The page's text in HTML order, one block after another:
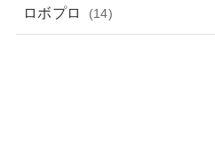
ロボプロ (14)